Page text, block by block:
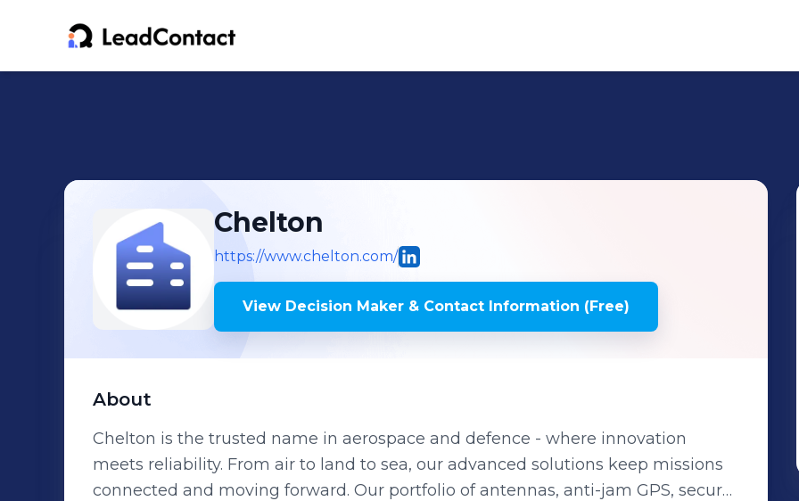
Chelton
https://www.chelton.com/
View Decision Maker & Contact Information (Free)
About
Chelton is the trusted name in aerospace and defence - where innovation
meets reliability. From air to land to sea, our advanced solutions keep missions
connected and moving forward. Our portfolio of antennas, anti-jam GPS, secure